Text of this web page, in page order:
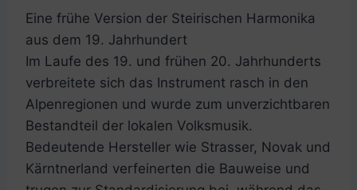
Eine frühe Version der Steirischen Harmonika
aus dem 19. Jahrhundert
Im Laufe des 19. und frühen 20. Jahrhunderts
verbreitete sich das Instrument rasch in den
Alpenregionen und wurde zum unverzichtbaren
Bestandteil der lokalen Volksmusik.
Bedeutende Hersteller wie Strasser, Novak und
Kärntnerland verfeinerten die Bauweise und